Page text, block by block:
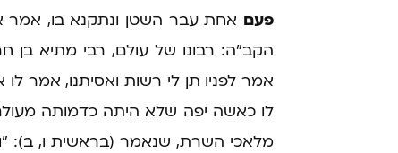
פעם אחת עבר השטן ונתקנא בו,
הקב"ה: רבונו של עולם, רבי מתיא בן
אמר לפניו תן לי רשות ואסיתנו, אמר
לו כאשה יפה שלא היתה כדמותה
מלאכי השרת, שנאמר (בראשית ו, ב):